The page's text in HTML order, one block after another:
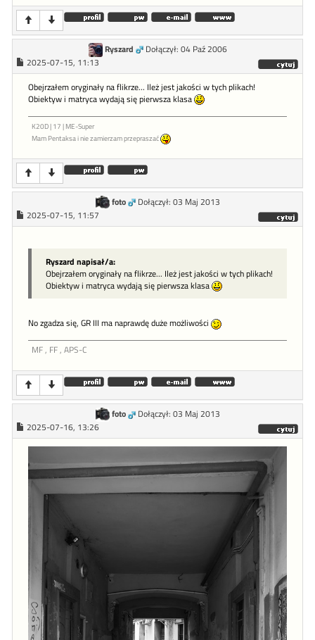
Ryszard
Dołączył: 04 Paź 2006
2025-07-15, 11:13
Obejrzałem oryginały na flikrze... Ileż jest jakości w tych plikach!
Obiektyw i matryca wydają się pierwsza klasa
K20D | 17 | ME-Super
Mam Pentaksa i nie zamierzam przepraszać
foto
Dołączył: 03 Maj 2013
2025-07-15, 11:57
Ryszard napisał/a:
Obejrzałem oryginały na flikrze... Ileż jest jakości w tych plikach!
Obiektyw i matryca wydają się pierwsza klasa
No zgadza się, GR III ma naprawdę duże możliwości
MF , FF , APS-C
foto
Dołączył: 03 Maj 2013
2025-07-16, 13:26